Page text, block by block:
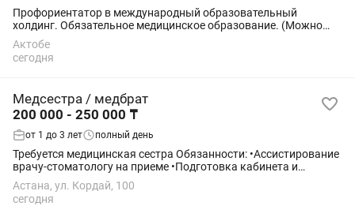
Профориентатор в международный образовательный
холдинг. Обязательное медицинское образование. (Можно
медсестра, фармацевт и др. ) Ищем специалиста, который
поможет абитуриентам выбрать путь в...
Актобе
сегодня
Медсестра / медбрат
200 000 - 250 000 ₸
от 1 до 3 лет полный день
Требуется медицинская сестра Обязанности: •Ассистирование
врачу-стоматологу на приеме •Подготовка кабинета и
инструментов к приему •Работа в процедурном кабинете:
постановка инъекций, капельницы...
Астана, ул. Кордай, 100
сегодня